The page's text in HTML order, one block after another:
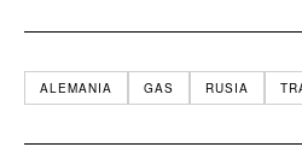
ALEMANIA GAS RUSIA